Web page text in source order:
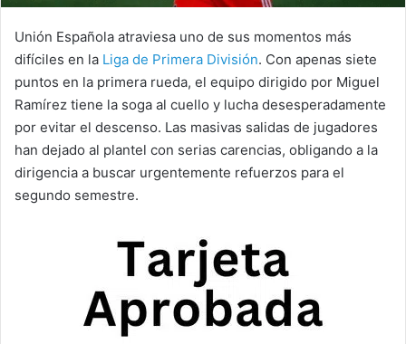
Unión Española atraviesa uno de sus momentos más
difíciles en la Liga de Primera División. Con apenas siete
puntos en la primera rueda, el equipo dirigido por Miguel
Ramírez tiene la soga al cuello y lucha desesperadamente
por evitar el descenso. Las masivas salidas de jugadores
han dejado al plantel con serias carencias, obligando a la
dirigencia a buscar urgentemente refuerzos para el
segundo semestre.